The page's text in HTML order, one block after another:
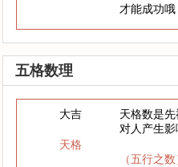
才能成功哦
五格数理
大吉
天格
天格数是
对人产生影
（五行之